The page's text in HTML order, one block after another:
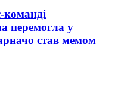
команді
перемогла у
став мемом